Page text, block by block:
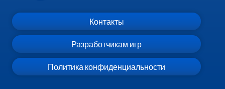
Контакты
Разработчикам игр
Политика конфиденциальности